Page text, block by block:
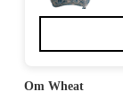
Om Wheat